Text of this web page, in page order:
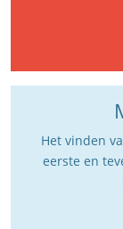
Het vinden
eerste en